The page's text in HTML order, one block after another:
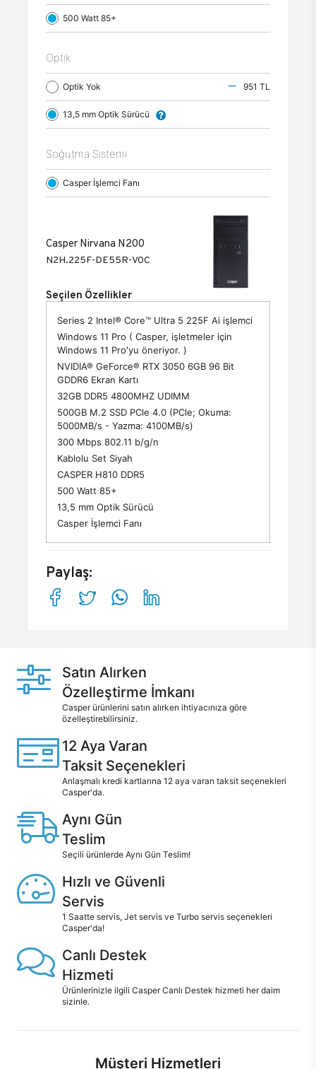
500 Watt 85+
Optik
Optik Yok 951 TL
13,5 mm Optik Sürücü
Soğutma Sistemi
Casper İşlemci Fanı
Casper Nirvana N200
N2H.225F-DE55R-V0C
Seçilen Özellikler
Series 2 Intel® Core™ Ultra 5 225F Ai işlemci
Windows 11 Pro ( Casper, işletmeler için
Windows 11 Pro'yu öneriyor. )
NVIDIA® GeForce® RTX 3050 6GB 96 Bit
GDDR6 Ekran Kartı
32GB DDR5 4800MHZ UDIMM
500GB M.2 SSD PCle 4.0 (PCle; Okuma:
5000MB/s - Yazma: 4100MB/s)
300 Mbps 802.11 b/g/n
Kablolu Set Siyah
CASPER H810 DDR5
500 Watt 85+
13,5 mm Optik Sürücü
Casper İşlemci Fanı
Paylaş:
Satın Alırken
Özelleştirme İmkanı
Casper ürünlerini satın alırken ihtiyacınıza göre
özelleştirebilirsiniz.
12 Aya Varan
Taksit Seçenekleri
Anlaşmalı kredi kartlarına 12 aya varan taksit seçenekleri
Casper'da.
Aynı Gün
Teslim
Seçili ürünlerde Aynı Gün Teslim!
Hızlı ve Güvenli
Servis
1 Saatte servis, Jet servis ve Turbo servis seçenekleri
Casper'da!
Canlı Destek
Hizmeti
Ürünlerinizle ilgili Casper Canlı Destek hizmeti her daim
sizinle.
Müşteri Hizmetleri